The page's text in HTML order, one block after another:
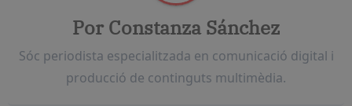
Por Constanza Sánchez
Sóc periodista especialitzada en comunicació digital i
producció de continguts multimèdia.